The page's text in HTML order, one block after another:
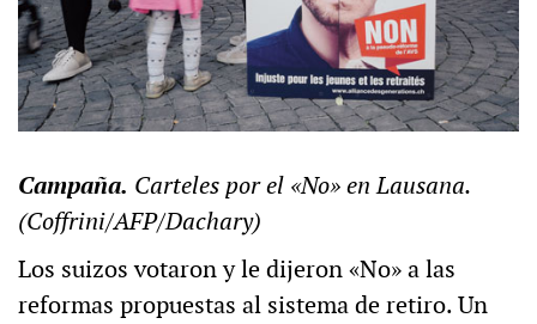
Campaña. Carteles por el «No» en Lausana.
(Coffrini/AFP/Dachary)
Los suizos votaron y le dijeron «No» a las
reformas propuestas al sistema de retiro. Un